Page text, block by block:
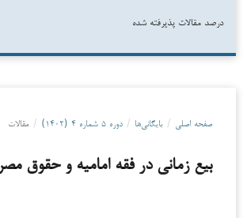
درصد مقالات پذیرفته شده
صفحه اصلی / بایگانی‌ها / دوره ۵ شماره ۴ (۱۴۰۲) / مقالات
بیع زمانی در فقه امامیه و حقوق مصر